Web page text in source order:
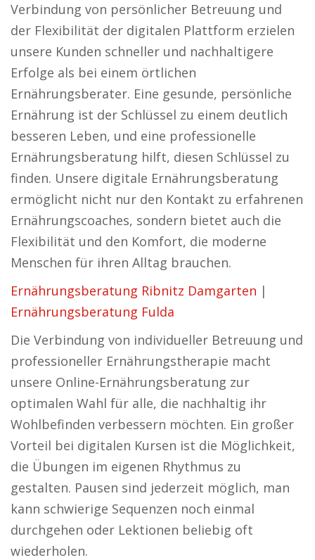
Verbindung von persönlicher Betreuung und
der Flexibilität der digitalen Plattform erzielen
unsere Kunden schneller und nachhaltigere
Erfolge als bei einem örtlichen
Ernährungsberater. Eine gesunde, persönliche
Ernährung ist der Schlüssel zu einem deutlich
besseren Leben, und eine professionelle
Ernährungsberatung hilft, diesen Schlüssel zu
finden. Unsere digitale Ernährungsberatung
ermöglicht nicht nur den Kontakt zu erfahrenen
Ernährungscoaches, sondern bietet auch die
Flexibilität und den Komfort, die moderne
Menschen für ihren Alltag brauchen.
Ernährungsberatung Ribnitz Damgarten |
Ernährungsberatung Fulda
Die Verbindung von individueller Betreuung und
professioneller Ernährungstherapie macht
unsere Online-Ernährungsberatung zur
optimalen Wahl für alle, die nachhaltig ihr
Wohlbefinden verbessern möchten. Ein großer
Vorteil bei digitalen Kursen ist die Möglichkeit,
die Übungen im eigenen Rhythmus zu
gestalten. Pausen sind jederzeit möglich, man
kann schwierige Sequenzen noch einmal
durchgehen oder Lektionen beliebig oft
wiederholen.